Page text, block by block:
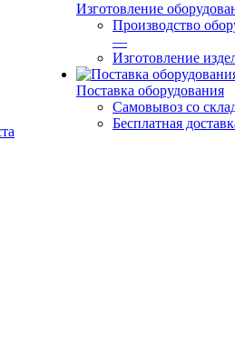
Изготовление
Производство
—
Изготовление
Поставка оборудования
Самовывоз со
Бесплатная